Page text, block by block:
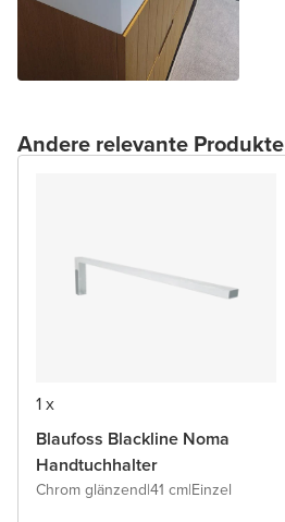
Andere relevante Produkte
1 x
Blaufoss Blackline Noma
Handtuchhalter
Chrom glänzend|41 cm|Einzel